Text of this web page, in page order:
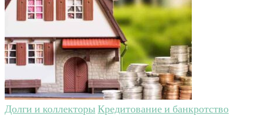
Долги и коллекторыКредитование и банкротство